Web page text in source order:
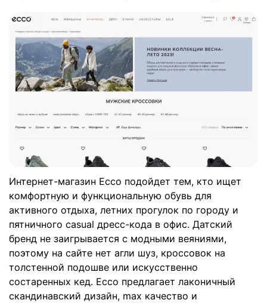
Интернет-магазин Ecco подойдет тем, кто ищет
комфортную и функциональную обувь для
активного отдыха, летних прогулок по городу и
пятничного casual дресс-кода в офис. Датский
бренд не заигрывается с модными веяниями,
поэтому на сайте нет агли шуз, кроссовок на
толстенной подошве или искусственно
состаренных кед. Ecco предлагает лаконичный
скандинавский дизайн, max качество и